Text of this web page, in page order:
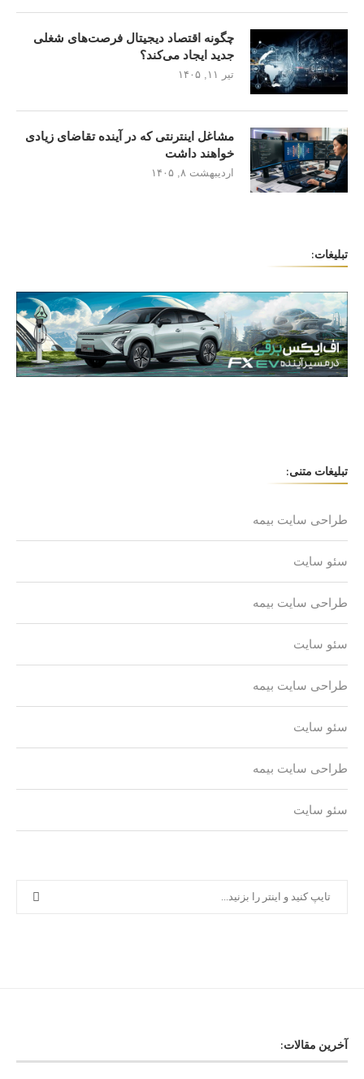
چگونه اقتصاد دیجیتال فرصت‌های شغلی
جدید ایجاد می‌کند؟
تیر ۱۱, ۱۴۰۵
مشاغل اینترنتی که در آینده تقاضای زیادی
خواهند داشت
اردیبهشت ۸, ۱۴۰۵
تبلیغات:
تبلیغات متنی:
طراحی سایت بیمه
سئو سایت
طراحی سایت بیمه
سئو سایت
طراحی سایت بیمه
سئو سایت
طراحی سایت بیمه
سئو سایت
آخرین مقالات: